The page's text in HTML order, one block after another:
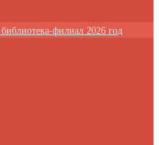
библиотека-филиал 2026 год